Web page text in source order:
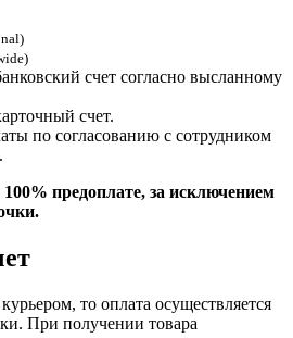
счет согласно высланному
счет.
по согласованию с сотрудником
предоплате, за исключением
то оплата осуществляется
При получении товара